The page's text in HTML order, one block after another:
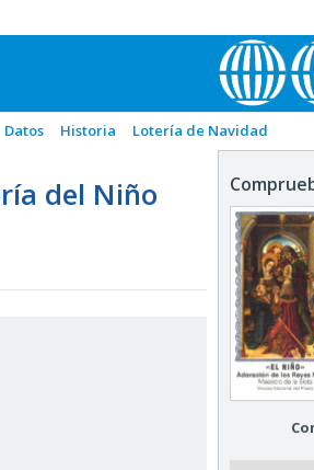
Datos Historia Lotería de Navidad
del Niño